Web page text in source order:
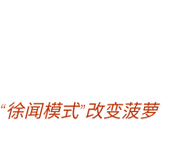
闻模式”改变菠萝